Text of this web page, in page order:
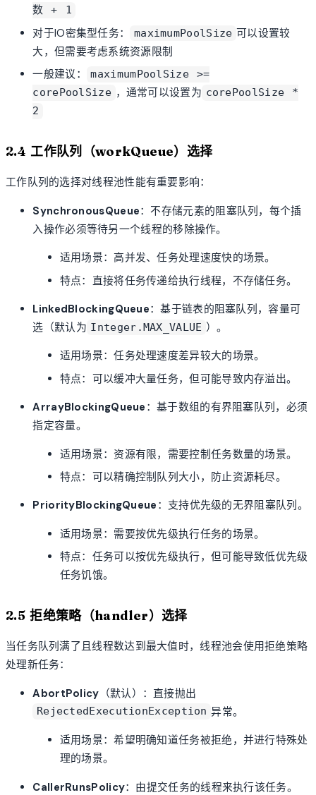
数 + 1
对于IO密集型任务： maximumPoolSize 可以设置较
大，但需要考虑系统资源限制
一般建议：
maximumPoolSize >=
corePoolSize ，通常可以设置为 corePoolSize *
2
2.4 工作队列（workQueue）选择
工作队列的选择对线程池性能有重要影响：
SynchronousQueue：不存储元素的阻塞队列，每个插
入操作必须等待另一个线程的移除操作。
适用场景：高并发、任务处理速度快的场景。
特点：直接将任务传递给执行线程，不存储任务。
LinkedBlockingQueue：基于链表的阻塞队列，容量可
选（默认为 Integer.MAX_VALUE ）。
适用场景：任务处理速度差异较大的场景。
特点：可以缓冲大量任务，但可能导致内存溢出。
ArrayBlockingQueue ：基于数组的有界阻塞队列，必须
指定容量。
适用场景：资源有限，需要控制任务数量的场景。
特点：可以精确控制队列大小，防止资源耗尽。
PriorityBlockingQueue ：支持优先级的无界阻塞队列。
适用场景：需要按优先级执行任务的场景。
特点：任务可以按优先级执行，但可能导致低优先级
任务饥饿。
2.5 拒绝策略（handler）选择
当任务队列满了且线程数达到最大值时，线程池会使用拒绝策略
处理新任务：
AbortPolicy （默认）：直接抛出
RejectedExecutionException 异常。
适用场景：希望明确知道任务被拒绝，并进行特殊处
理的场景。
CallerRunsPolicy：由提交任务的线程来执行该任务。